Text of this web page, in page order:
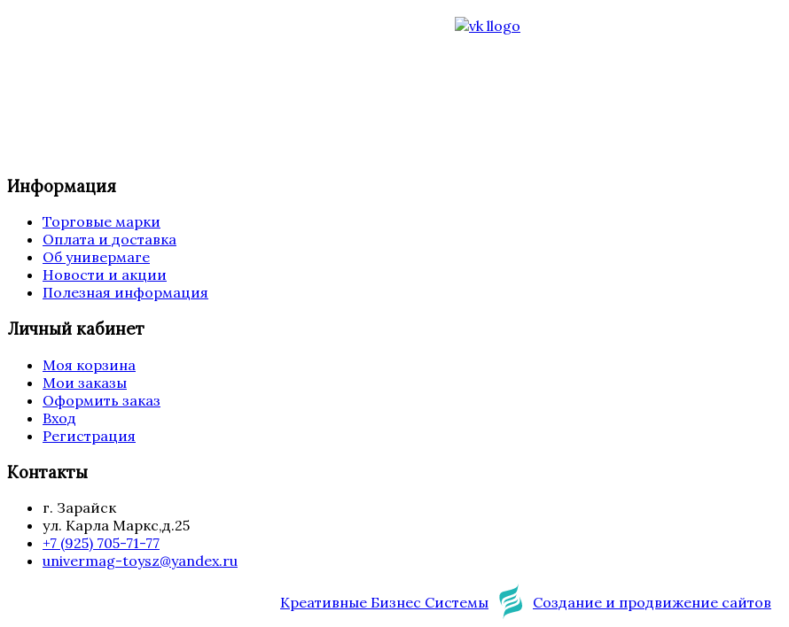
Информация
Торговые марки
Оплата и доставка
Об универмаге
Новости и акции
Полезная информация
Личный кабинет
Моя корзина
Мои заказы
Оформить заказ
Вход
Регистрация
Контакты
г. Зарайск
ул. Карла Маркс,д.25
+7 (925) 705-71-77
univermag-toysz@yandex.ru
Креативные Бизнес Системы Создание и продвижение сайтов